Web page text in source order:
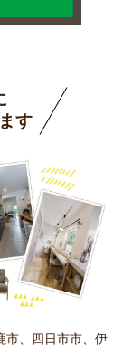
す
市、四日市市、伊